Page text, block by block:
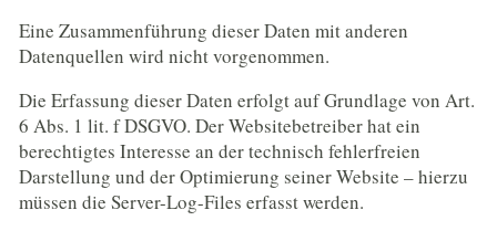
Eine Zusammenführung dieser Daten mit anderen
Datenquellen wird nicht vorgenommen.
Die Erfassung dieser Daten erfolgt auf Grundlage von Art.
6 Abs. 1 lit. f DSGVO. Der Websitebetreiber hat ein
berechtigtes Interesse an der technisch fehlerfreien
Darstellung und der Optimierung seiner Website – hierzu
müssen die Server-Log-Files erfasst werden.